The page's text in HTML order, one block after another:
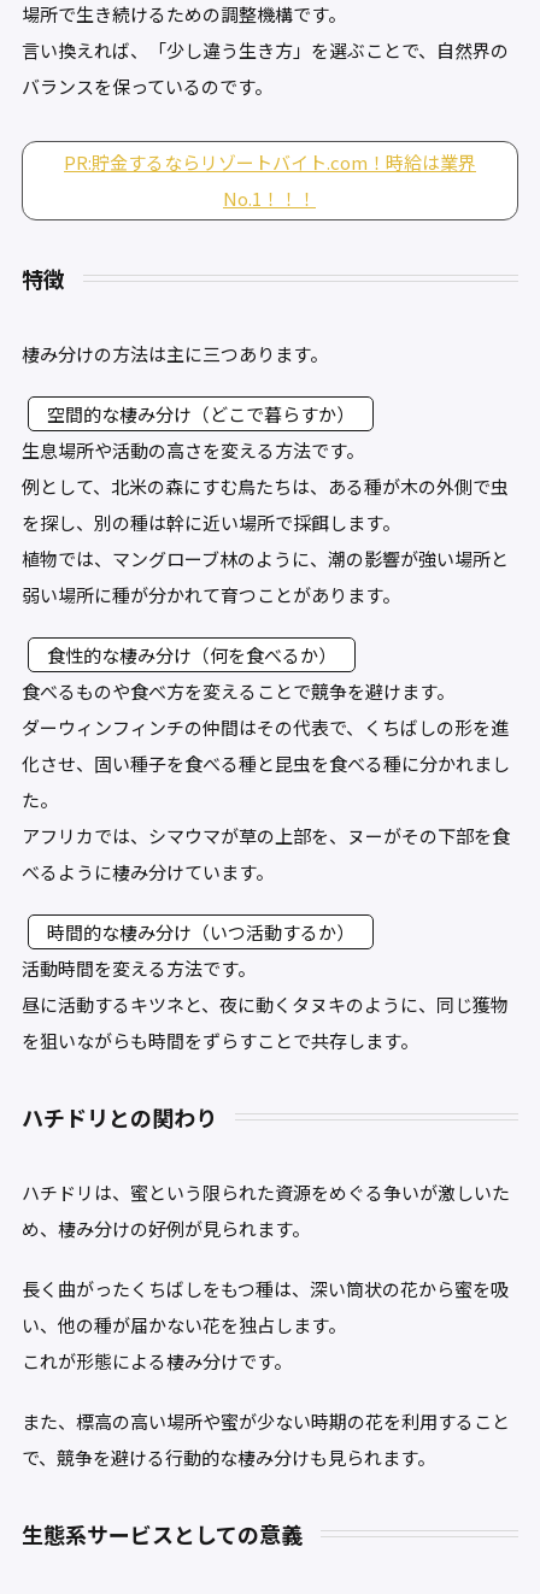
場所で生き続けるための調整機構です。
言い換えれば、「少し違う生き方」を選ぶことで、自然界の
バランスを保っているのです。
PR:貯金するならリゾートバイト.com！時給は業界
No.1！！！
特徴
棲み分けの方法は主に三つあります。
空間的な棲み分け（どこで暮らすか）
生息場所や活動の高さを変える方法です。
例として、北米の森にすむ鳥たちは、ある種が木の外側で虫
を探し、別の種は幹に近い場所で採餌します。
植物では、マングローブ林のように、潮の影響が強い場所と
弱い場所に種が分かれて育つことがあります。
食性的な棲み分け（何を食べるか）
食べるものや食べ方を変えることで競争を避けます。
ダーウィンフィンチの仲間はその代表で、くちばしの形を進
化させ、固い種子を食べる種と昆虫を食べる種に分かれまし
た。
アフリカでは、シマウマが草の上部を、ヌーがその下部を食
べるように棲み分けています。
時間的な棲み分け（いつ活動するか）
活動時間を変える方法です。
昼に活動するキツネと、夜に動くタヌキのように、同じ獲物
を狙いながらも時間をずらすことで共存します。
ハチドリとの関わり
ハチドリは、蜜という限られた資源をめぐる争いが激しいた
め、棲み分けの好例が見られます。
長く曲がったくちばしをもつ種は、深い筒状の花から蜜を吸
い、他の種が届かない花を独占します。
これが形態による棲み分けです。
また、標高の高い場所や蜜が少ない時期の花を利用すること
で、競争を避ける行動的な棲み分けも見られます。
生態系サービスとしての意義